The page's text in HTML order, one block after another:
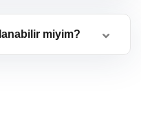
miyim?